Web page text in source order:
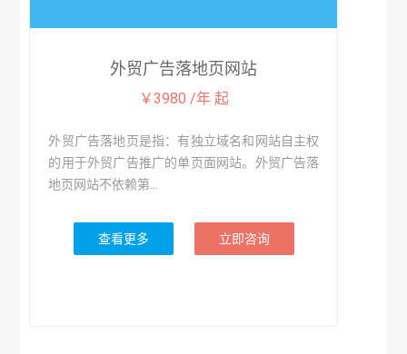
外贸广告落地页网站
￥3980 /年 起
外贸广告落地页是指：有独立域名和网站自主权
的用于外贸广告推广的单页面网站。外贸广告落
地页网站不依赖第...
查看更多 立即咨询